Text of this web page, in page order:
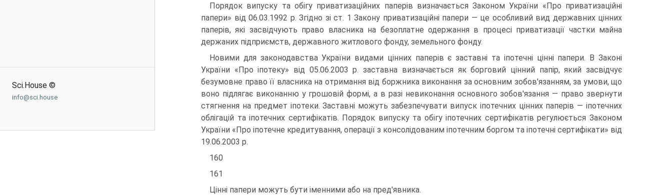
Sci.House ©
info@sci.house
Порядок випуску та обігу приватизаційних паперів визначається Законом України «Про приватизаційні
папери» від 06.03.1992 р. Згідно зі ст. 1 Закону приватизаційні папери — це особливий вид державних цінних
паперів, які засвідчують право власника на безоплатне одержання в процесі приватизації частки майна
держаних підприємств, державного житлового фонду, земельного фонду.
Новими для законодавства України видами цінних паперів є заставні та іпотечні цінні папери. В Законі
України «Про іпотеку» від 05.06.2003 р. заставна визначається як борговий цінний папір, який засвідчує
безумовне право її власника на отримання від боржника виконання за основним зобов'язанням, за умови, що
воно підлягає виконанню у грошовій формі, а в разі невиконання основного зобов'язання — право звернути
стягнення на предмет іпотеки. Заставні можуть забезпечувати випуск іпотечних цінних паперів — іпотечних
облігацій та іпотечних сертифікатів. Порядок випуску та обігу іпотечних сертифікатів регулюється Законом
України «Про іпотечне кредитування, операції з консолідованим іпотечним боргом та іпотечні сертифікати» від
19.06.2003 р.
160
161
Цінні папери можуть бути іменними або на пред'явника.